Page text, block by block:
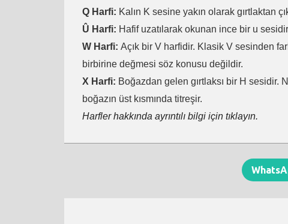
Q Harfi: Kalın K sesine yakın olarak gırtlaktan
Û Harfi: Hafif uzatılarak okunan ince bir u
W Harfi: Açık bir V harfidir. Klasik V sesinden
birbirine değmesi söz konusu değildir.
X Harfi: Boğazdan gelen gırtlaksı bir H sesidir.
boğazın üst kısmında titreşir.
Harfler hakkında ayrıntılı bilgi için tıklayın.